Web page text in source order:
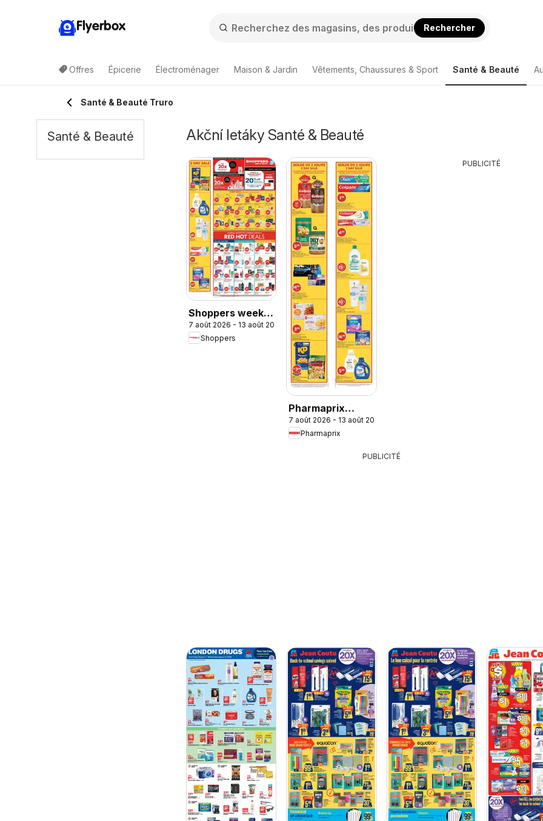
Flyerbox Rechercher
Offres Épicerie Électroménager Maison & Jardin Vêtements, Chaussures & Sport Santé & Beauté
Santé & Beauté Truro
Akční letáky Santé & Beauté
Shoppers weekly
flyer / circulaire
7 août 2026 - 13 août 2026
Shoppers
Pharmaprix
weekly flyer /
circulaire
7 août 2026 - 13 août 2026
Pharmaprix
PUBLICITÉ
PUBLICITÉ
Santé & Beauté